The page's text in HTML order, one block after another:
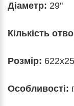
Діаметр: 29"
Кількість
Розмір:
Особливості: